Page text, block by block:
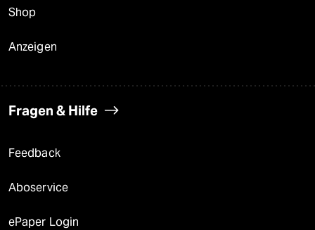
Shop
Anzeigen
Fragen & Hilfe
Feedback
Aboservice
ePaper Login